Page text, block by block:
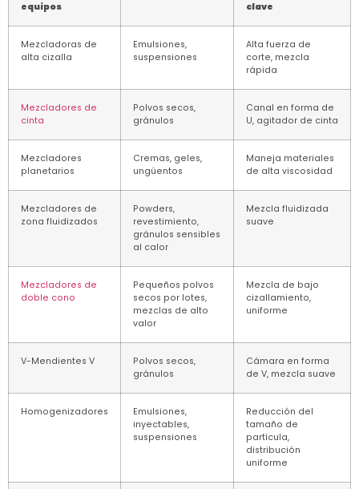
equipos
clave
Mezcladoras de
alta cizalla
Emulsiones,
suspensiones
Alta fuerza de
corte, mezcla
rápida
Mezcladores de
cinta
Polvos secos,
gránulos
Canal en forma de
U, agitador de cinta
Mezcladores
planetarios
Cremas, geles,
ungüentos
Maneja materiales
de alta viscosidad
Mezcladores de
zona fluidizados
Powders,
revestimiento,
gránulos sensibles
al calor
Mezcla fluidizada
suave
Mezcladores de
doble cono
Pequeños polvos
secos por lotes,
mezclas de alto
valor
Mezcla de bajo
cizallamiento,
uniforme
V-Mendientes V
Polvos secos,
gránulos
Cámara en forma
de V, mezcla suave
Homogenizadores
Emulsiones,
inyectables,
suspensiones
Reducción del
tamaño de
partícula,
distribución
uniforme